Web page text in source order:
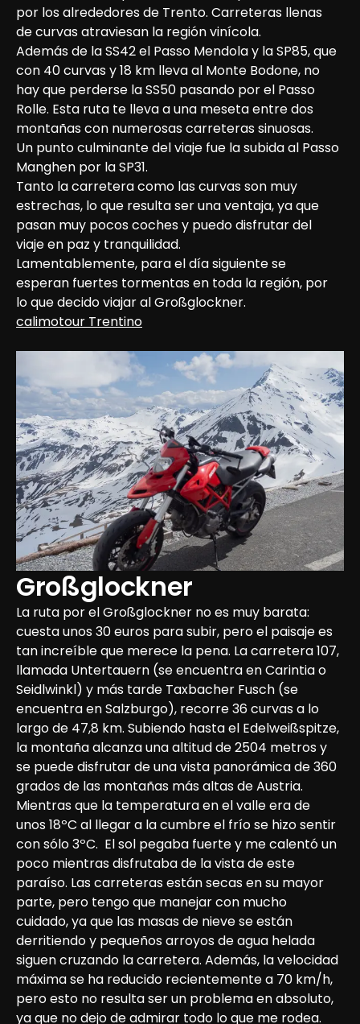
por los alrededores de Trento. Carreteras llenas
de curvas atraviesan la región vinícola.
Además de la SS42 el Passo Mendola y la SP85, que
con 40 curvas y 18 km lleva al Monte Bodone, no
hay que perderse la SS50 pasando por el Passo
Rolle. Esta ruta te lleva a una meseta entre dos
montañas con numerosas carreteras sinuosas.
Un punto culminante del viaje fue la subida al Passo
Manghen por la SP31.
Tanto la carretera como las curvas son muy
estrechas, lo que resulta ser una ventaja, ya que
pasan muy pocos coches y puedo disfrutar del
viaje en paz y tranquilidad.
Lamentablemente, para el día siguiente se
esperan fuertes tormentas en toda la región, por
lo que decido viajar al Großglockner.
calimotour Trentino
Großglockner
La ruta por el Großglockner no es muy barata:
cuesta unos 30 euros para subir, pero el paisaje es
tan increíble que merece la pena. La carretera 107,
llamada Untertauern (se encuentra en Carintia o
Seidlwinkl) y más tarde Taxbacher Fusch (se
encuentra en Salzburgo), recorre 36 curvas a lo
largo de 47,8 km. Subiendo hasta el Edelweißspitze,
la montaña alcanza una altitud de 2504 metros y
se puede disfrutar de una vista panorámica de 360
grados de las montañas más altas de Austria.
Mientras que la temperatura en el valle era de
unos 18ºC al llegar a la cumbre el frío se hizo sentir
con sólo 3ºC.  El sol pegaba fuerte y me calentó un
poco mientras disfrutaba de la vista de este
paraíso. Las carreteras están secas en su mayor
parte, pero tengo que manejar con mucho
cuidado, ya que las masas de nieve se están
derritiendo y pequeños arroyos de agua helada
siguen cruzando la carretera. Además, la velocidad
máxima se ha reducido recientemente a 70 km/h,
pero esto no resulta ser un problema en absoluto,
ya que no dejo de admirar todo lo que me rodea.